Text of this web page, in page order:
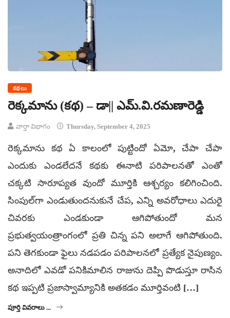
కథలు
రెక్కమాను (కథ) – డా|| ఎమ్‌.వి.రమణారెడ్డి
వార్తా విభాగం Thursday, September 4, 2025
రెక్కమాను కథ ఏ కాలంలో పుట్టిందో ఏమో, చేపా చేపా
ఎందుకు ఎండలేదనే కథకు ఈనాటి పరిపాలనతో ఎంతో
చక్కటి సారూప్యత వుందో మూర్తికి ఆశ్చర్యం కలిగించింది.
సింపుల్‌గా ఎండుతుందనుకునే చేప, ఎన్ని అవరోధాలు ఎదురై
చివరకు ఎండకుండా ఆగిపోతుందో మన
ప్రభుత్వయంత్రాంగంలో ప్రతి చిన్న పని అలాగే ఆగిపోతుంది.
పని తెగకుండా ఫైలు నడపడం పరిపాలనలో ప్రత్యేక నైపుణ్యం.
అనాదిలో ఎవడో పనికిమాలిన రాజును దెప్పి పొడుస్తూ రాసిన
కథ ఇప్పటి ప్రజాస్వామ్యానికి అతకడం మూర్తివంటి […]
పూర్తి వివరాలు ...